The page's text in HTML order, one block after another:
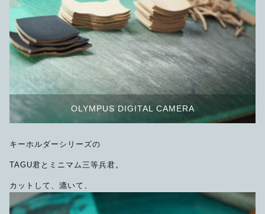
OLYMPUS DIGITAL CAMERA
キーホルダーシリーズの
TAGU君とミニマム三等兵君。
カットして、漉いて、